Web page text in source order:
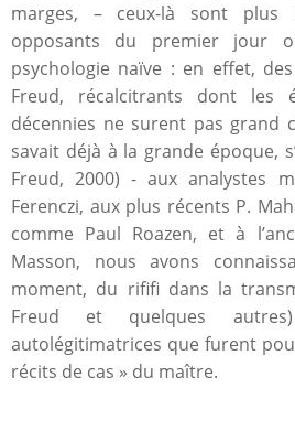
marges, – ceux-là sont plus
opposants du premier jour
psychologie naïve : en effet,
Freud, récalcitrants dont les
décennies ne surent pas grand
savait déjà à la grande époque,
Freud, 2000) - aux analystes
Ferenczi, aux plus récents P.
comme Paul Roazen, et à
Masson, nous avons
moment, du rififi dans la
Freud et quelques
autolégitimatrices que furent
récits de cas » du maître.